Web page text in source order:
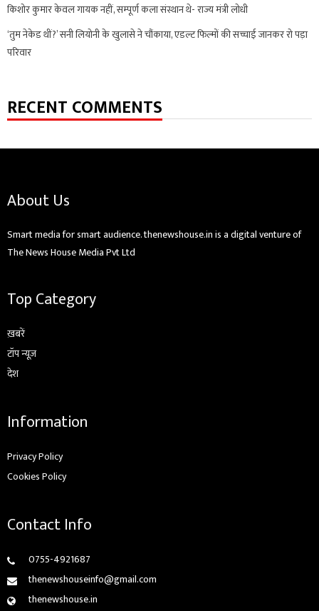
किशोर कुमार केवल गायक नहीं, सम्पूर्ण कला संस्थान थे- राज्य मंत्री लोधी
‘तुम नेकेड थीं?’ सनी लियोनी के खुलासे ने चौंकाया, एडल्ट फिल्मों की सच्चाई जानकर रो पड़ा
परिवार
RECENT COMMENTS
About Us
Smart media for smart audience. thenewshouse.in is a digital venture of
The News House Media Pvt Ltd
Top Category
ख़बरें
टॉप न्यूज़
देश
Information
Privacy Policy
Cookies Policy
Contact Info
0755-4921687
thenewshouseinfo@gmail.com
thenewshouse.in